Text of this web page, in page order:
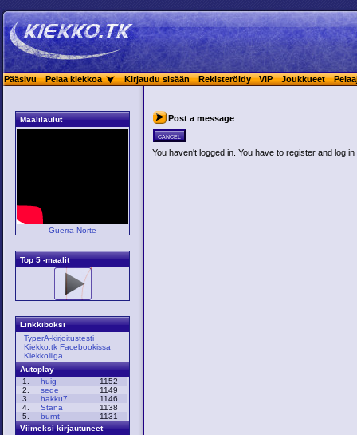
Pääsivu Pelaa kiekkoa Kirjaudu sisään Rekisteröidy VIP Joukkueet
Maalilaulut
Guerra Norte
Top 5 -maalit
Linkkiboksi
TyperA-kirjoitustesti
Kiekko.tk Facebookissa
Kiekkoliiga
Autoplay
1.
huig
1152
2.
seqe
1149
3.
hakku7
1146
4.
Stana
1138
5.
burnt
1131
Viimeksi kirjautuneet
Post a message
cancel
You haven't logged in. You have to register and log